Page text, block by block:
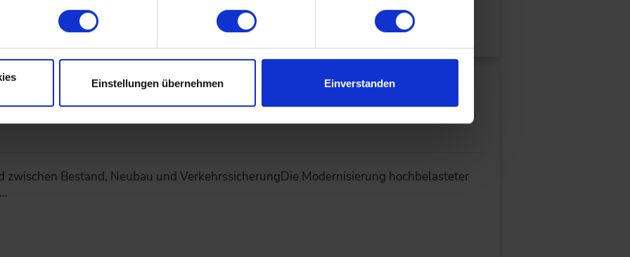
Einstellungen übernehmen Einverstanden
und Streckenverfügbarkeit: Drei Beispiele von der A1
zwischen Bestand, Neubau und VerkehrssicherungDie Modernisierung hochbelasteter